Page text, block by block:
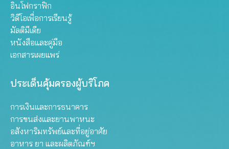
อินโฟกราฟิก
วิดีโอเพื่อการเรียนรู้
มัลติมีเดีย
หนังสือและคู่มือ
เอกสารเผยแพร่
ประเด็นคุ้มครองผู้บริโภค
การเงินและการธนาคาร
การขนส่งและยานพาหนะ
อสังหาริมทรัพย์และที่อยู่อาศัย
อาหาร ยา และผลิตภัณฑ์ฯ